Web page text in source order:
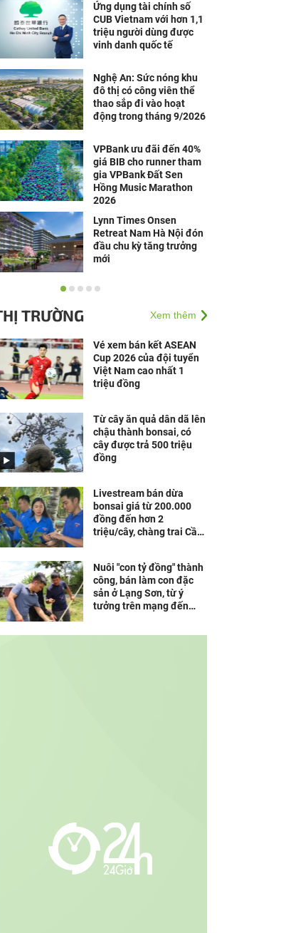
Ứng dụng tài chính số
CUB Vietnam với hơn 1,1
triệu người dùng được
vinh danh quốc tế
Nghệ An: Sức nóng khu
đô thị có công viên thể
thao sắp đi vào hoạt
động trong tháng 9/2026
VPBank ưu đãi đến 40%
giá BIB cho runner tham
gia VPBank Đất Sen
Hồng Music Marathon
2026
Lynn Times Onsen
Retreat Nam Hà Nội đón
đầu chu kỳ tăng trưởng
mới
Doanh nghiệp cần gì để
TRƯỜNG Xem thêm
Vé xem bán kết ASEAN
Cup 2026 của đội tuyển
Việt Nam cao nhất 1
triệu đồng
Từ cây ăn quả dân dã lên
chậu thành bonsai, có
cây được trả 500 triệu
đồng
Livestream bán dừa
bonsai giá từ 200.000
đồng đến hơn 2
triệu/cây, chàng trai Cần
Nuôi "con tỷ đồng" thành
công, bán làm con đặc
sản ở Lạng Sơn, từ ý
tưởng trên mạng đến